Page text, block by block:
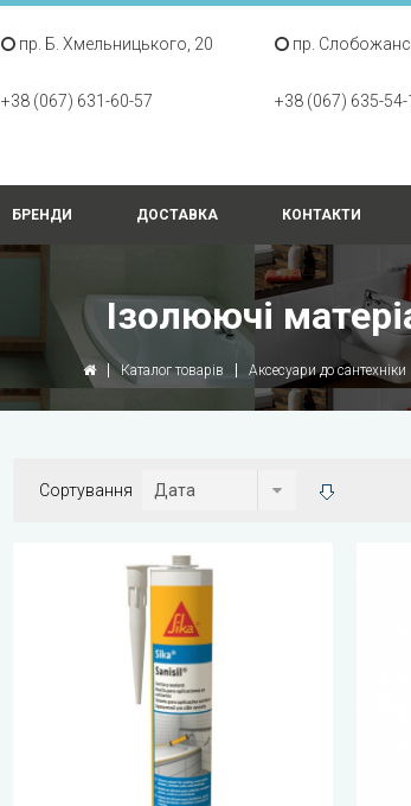
пр. Б. Хмельницького, 20
+38 (067) 631-60-57
пр.
+38 (067) 635-54-
БРЕНДИ ДОСТАВКА КОНТАКТИ
Ізолюючі
Каталог товарів Аксесуари до сантехніки
Сортування